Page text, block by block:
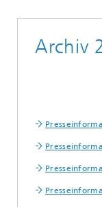
Archiv